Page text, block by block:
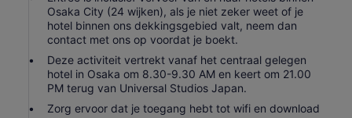
Osaka City (24 wijken), als je niet zeker weet of je
hotel binnen ons dekkingsgebied valt, neem dan
contact met ons op voordat je boekt.
Deze activiteit vertrekt vanaf het centraal gelegen
hotel in Osaka om 8.30-9.30 AM en keert om 21.00
PM terug van Universal Studios Japan.
Zorg ervoor dat je toegang hebt tot wifi en download